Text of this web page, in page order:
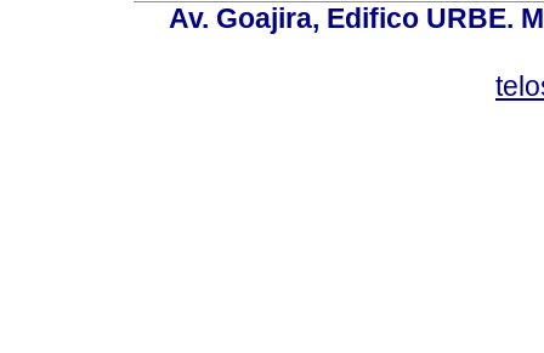
Av. Goajira, Edifico URBE.